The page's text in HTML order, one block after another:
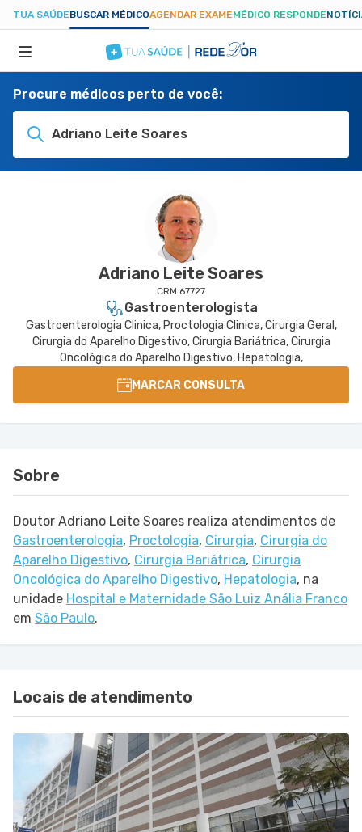
TUA SAÚDEBUSCAR MÉDICOAGENDAR EXAMEMÉDICO RESPONDE
ESPECIALIDADES
Procure médicos perto de você:
Adriano Leite Soares
Adriano Leite Soares
CRM 67727
Gastroenterologista
Gastroenterologia Clinica, Proctologia Clinica, Cirurgia Geral,
Cirurgia do Aparelho Digestivo, Cirurgia Bariátrica, Cirurgia
Oncológica do Aparelho Digestivo, Hepatologia,
MARCAR CONSULTA
Sobre
Doutor Adriano Leite Soares realiza atendimentos de
Gastroenterologia, Proctologia, Cirurgia, Cirurgia do
Aparelho Digestivo, Cirurgia Bariátrica, Cirurgia
Oncológica do Aparelho Digestivo, Hepatologia, na
unidade Hospital e Maternidade São Luiz Anália Franco
em São Paulo.
Locais de atendimento